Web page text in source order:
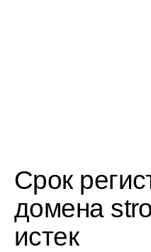
Срок
домена
истек